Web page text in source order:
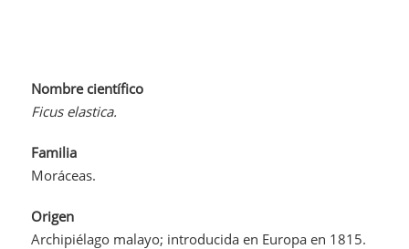
Nombre científico
Ficus elastica.
Familia
Moráceas.
Origen
Archipiélago malayo; introducida en Europa en 1815.